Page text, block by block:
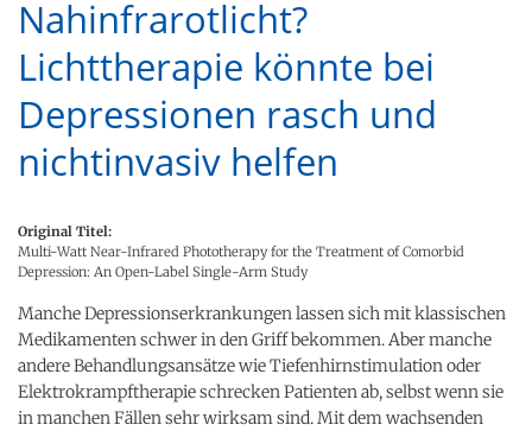
Nahinfrarotlicht?
Lichttherapie könnte bei
Depressionen rasch und
nichtinvasiv helfen
Original Titel:
Multi-Watt Near-Infrared Phototherapy for the Treatment of Comorbid
Depression: An Open-Label Single-Arm Study
Manche Depressionserkrankungen lassen sich mit klassischen
Medikamenten schwer in den Griff bekommen. Aber manche
andere Behandlungsansätze wie Tiefenhirnstimulation oder
Elektrokrampftherapie schrecken Patienten ab, selbst wenn sie
in manchen Fällen sehr wirksam sind. Mit dem wachsenden